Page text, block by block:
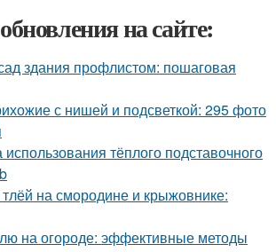
на сайте:
здания профлистом: пошаговая
с нишей и подсветкой: 295 фото
тёплого подставочного
на смородине и крыжовнике:
на огороде: эффективные методы